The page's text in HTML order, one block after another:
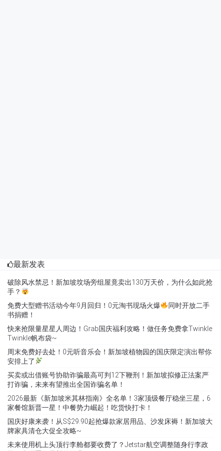
最新发表
破除风水禁忌！新加坡坟场旁组屋竟卖出130万天价，为什么如此抢
手？
免费大型赠书活动今年9月回归！0元淘书现场火爆
同时开放二手
书捐赠！
快来抢限量星星人周边！Grab国庆福利攻略！做任务免费拿Twinkle
Twinkle帆布袋~
周末免费好去处！0元听音乐会！新加坡植物园的国庆限定演出帮你
安排上了
买卖或出借账号协助诈骗最高可判12下鞭刑！新加坡拟修正法案严
打诈骗，未来有望推出全国诈骗名单！
2026最新《新加坡米其林指南》全名单！3家顶级餐厅稳坐三星，6
家餐馆新晋一星！中餐势力崛起！吃货快打卡！
国庆好康来袭！从S$29.90起抢爆款家居用品、沙发床褥！新加坡大
牌家具清仓大促全攻略~
未来使用机上头顶行李舱都要收费了？Jetstar航空调整随身行李政